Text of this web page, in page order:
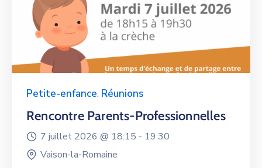
Petite-enfance, Réunions
Rencontre Parents-Professionnelles
7 juillet 2026 @ 18:15 - 19:30
Vaison-la-Romaine